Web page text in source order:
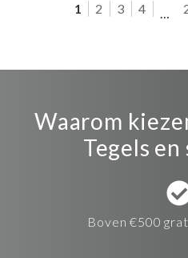
1 2 3 4 …
Waarom
Tegels
Boven €500